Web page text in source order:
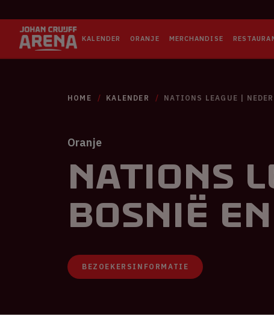
KALENDER ORANJE MERCHANDISE
HOME KALENDER NATIONS LEAGUE |
Oranje
Nations
Bosnië
BEZOEKERSINFORMATIE